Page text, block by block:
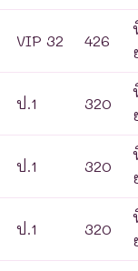
VIP 32 426
ป.1 320
ป.1 320
ป.1 320